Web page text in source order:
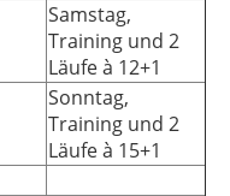
Samstag,
Training und 2
Läufe à 12+1
Sonntag,
Training und 2
Läufe à 15+1